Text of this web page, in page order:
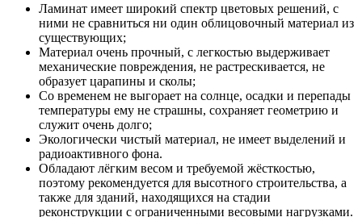
Ламинат имеет широкий спектр цветовых решений, с
ними не сравниться ни один облицовочный материал из
существующих;
Материал очень прочный, с легкостью выдерживает
механические повреждения, не растрескивается, не
образует царапины и сколы;
Со временем не выгорает на солнце, осадки и перепады
температуры ему не страшны, сохраняет геометрию и
служит очень долго;
Экологически чистый материал, не имеет выделений и
радиоактивного фона.
Обладают лёгким весом и требуемой жёсткостью,
поэтому рекомендуется для высотного строительства, а
также для зданий, находящихся на стадии
реконструкции с ограниченными весовыми нагрузками.